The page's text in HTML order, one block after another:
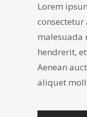
Lorem
consectetur
malesuada
hendrerit,
Aenean
aliquet